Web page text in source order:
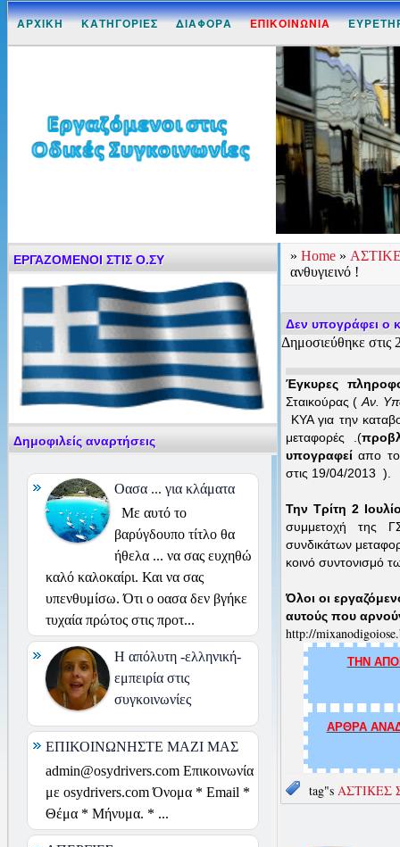
ΑΡΧΙΚΗ ΚΑΤΗΓΟΡΙΕΣ ΔΙΑΦΟΡΑ ΕΠΙΚΟΙΝΩΝΙΑ
» Home »
ανθυγιεινό !
Δεν υπογράφει ο
Δημοσιεύθηκε στις
Έγκυρες
Σταικούρας ( Αν.
ΚΥΑ για την
μεταφορές .(
υπογραφεί απο
στις 19/04/2013 ).
Την Τρίτη 2
συμμετοχή της
συνδικάτων
κοινό συντονισμό
Όλοι οι
αυτούς που
http://
ΤΗΝ
ΑΡΘΡΑ
tag"s ΑΣΤΙΚΕΣ
ΕΡΓΑΖΟΜΕΝΟΙ ΣΤΙΣ Ο.ΣΥ
Δημοφιλείς αναρτήσεις
Οασα ... για κλάματα
Με αυτό το
βαρύγδουπο τίτλο θα
ήθελα ... να σας ευχηθώ
καλό καλοκαίρι. Και να σας
υπενθυμίσω. Ότι ο οασα δεν βγήκε
τυχαία πρώτος στις προτ...
H απόλυτη -ελληνική-
εμπειρία στις
συγκοινωνίες
ΕΠΙΚΟΙΝΩΝΗΣΤΕ ΜΑΖΙ ΜΑΣ
admin@osydrivers.com Επικοινωνία
με osydrivers.com Όνομα * Email *
Θέμα * Μήνυμα. * ...